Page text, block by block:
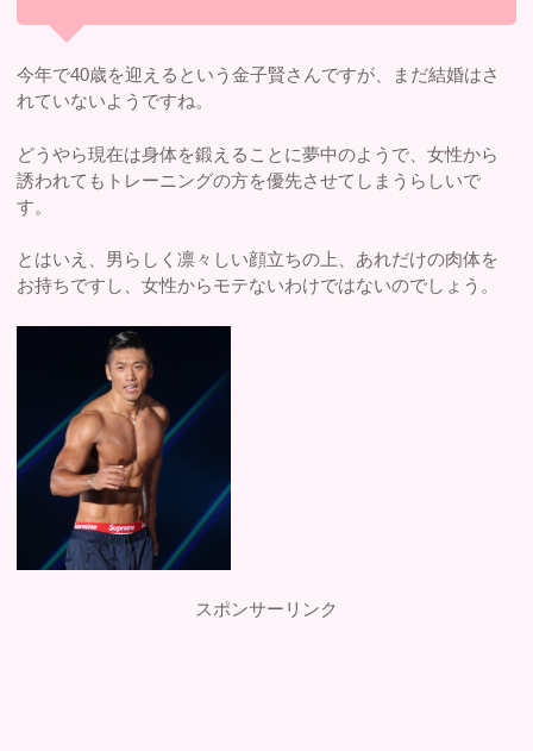
今年で40歳を迎えるという金子賢さんですが、まだ結婚はさ
れていないようですね。
どうやら現在は身体を鍛えることに夢中のようで、女性から
誘われてもトレーニングの方を優先させてしまうらしいで
す。
とはいえ、男らしく凛々しい顔立ちの上、あれだけの肉体を
お持ちですし、女性からモテないわけではないのでしょう。
スポンサーリンク